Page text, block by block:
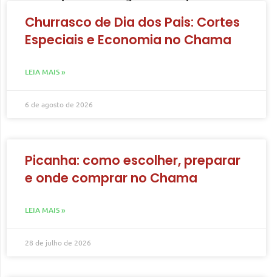
Churrasco de Dia dos Pais: Cortes
Especiais e Economia no Chama
LEIA MAIS »
6 de agosto de 2026
Picanha: como escolher, preparar
e onde comprar no Chama
LEIA MAIS »
28 de julho de 2026